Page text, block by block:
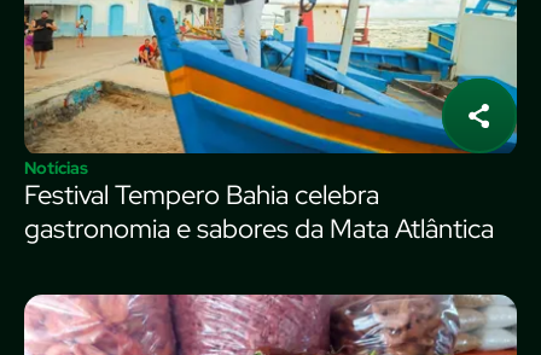
Notícias
Festival Tempero Bahia celebra
gastronomia e sabores da Mata Atlântica